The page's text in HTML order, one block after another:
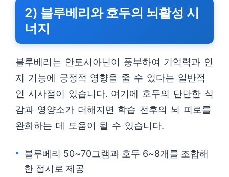
2) 블루베리와 호두의 뇌활성 시
너지
블루베리는 안토시아닌이 풍부하여 기억력과 인
지 기능에 긍정적 영향을 줄 수 있다는 일반적
인 시사점이 있습니다. 여기에 호두의 단단한 식
감과 영양소가 더해지면 학습 전후의 뇌 피로를
완화하는 데 도움이 될 수 있습니다.
블루베리 50~70그램과 호두 6~8개를 조합해
한 접시로 제공